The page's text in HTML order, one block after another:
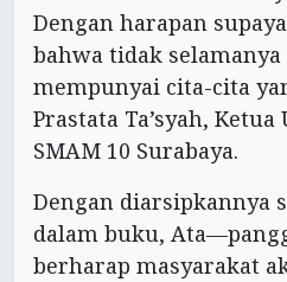
Dengan harapan
bahwa tidak
mempunyai cita-cita
Prastata Ta’syah, Ketua
SMAM 10 Surabaya.
Dengan diarsipkannya
dalam buku,
berharap masyarakat